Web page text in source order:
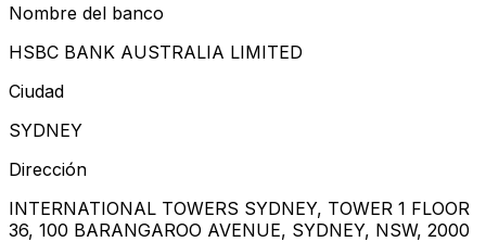
Nombre del banco
HSBC BANK AUSTRALIA LIMITED
Ciudad
SYDNEY
Dirección
INTERNATIONAL TOWERS SYDNEY, TOWER 1 FLOOR
36, 100 BARANGAROO AVENUE, SYDNEY, NSW, 2000